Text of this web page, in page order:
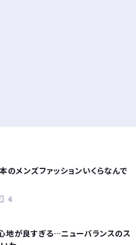
のメンズファッションいくらなんで
4
地が良すぎる…ニューバランスのス